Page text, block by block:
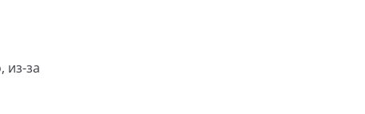
из-за